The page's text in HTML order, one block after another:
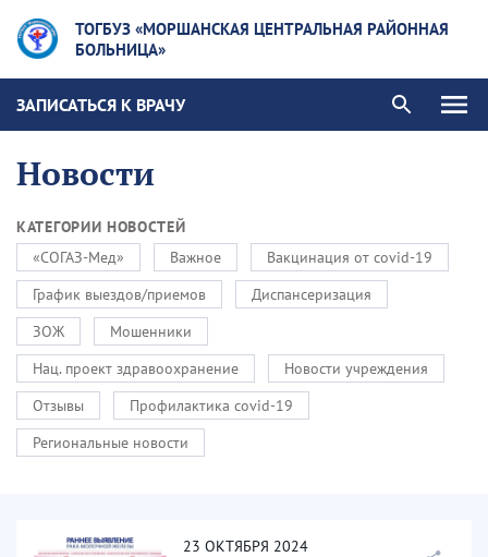
ТОГБУЗ «МОРШАНСКАЯ ЦЕНТРАЛЬНАЯ РАЙОННАЯ
БОЛЬНИЦА»
ЗАПИСАТЬСЯ К ВРАЧУ
Новости
КАТЕГОРИИ НОВОСТЕЙ
«СОГАЗ-Мед»
Важное
Вакцинация от covid-19
График выездов/приемов
Диспансеризация
ЗОЖ
Мошенники
Нац. проект здравоохранение
Новости учреждения
Отзывы
Профилактика covid-19
Региональные новости
23 ОКТЯБРЯ 2024